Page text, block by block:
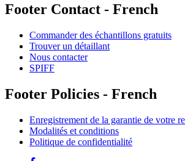
Footer Contact - French
Commander des échantillons gratuits
Trouver un détaillant
Nous contacter
SPIFF
Footer Policies - French
Enregistrement de la garantie de votre
Modalités et conditions
Politique de confidentialité